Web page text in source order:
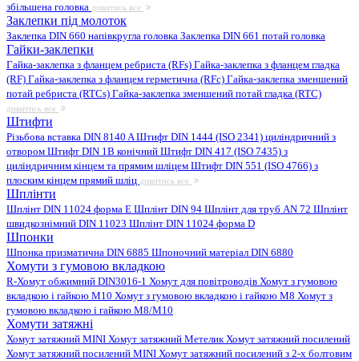
збільшена головка дивитись все
Заклепки під молоток
Заклепка DIN 660 напівкругла головка Заклепка DIN 661 потай головка
Гайки-заклепки
Гайка-заклепка з фланцем ребриста (RFs) Гайка-заклепка з фланцем гладка
(RF) Гайка-заклепка з фланцем герметична (RFc) Гайка-заклепка зменшений
потай ребриста (RTCs) Гайка-заклепка зменшений потай гладка (RTC)
дивитись все
Штифти
Різьбова вставка DIN 8140 AШтифт DIN 1444 (ISO 2341) циліндричний з
отвором Штифт DIN 1B конічний Штифт DIN 417 (ISO 7435) з
циліндричним кінцем та прямим шліцем Штифт DIN 551 (ISO 4766) з
плоским кінцем прямий шліц дивитись все
Шплінти
Шплінт DIN 11024 форма E Шплінт DIN 94 Шплінт для труб AN 72 Шплінт
швидкознімний DIN 11023 Шплінт DIN 11024 форма D
Шпонки
Шпонка призматична DIN 6885 Шпоночний матеріал DIN 6880
Хомути з гумовою вкладкою
R-Хомут обжимний DIN3016-1 Хомут для повітроводів Хомут з гумовою
вкладкою і гайкою M10 Хомут з гумовою вкладкою і гайкою M8 Хомут з
гумовою вкладкою і гайкою М8/M10
Хомути затяжні
Хомут затяжний MINI Хомут затяжний МетеликХомут затяжний посилений
Хомут затяжний посилений MINI Хомут затяжний посилений з 2-х болтовим